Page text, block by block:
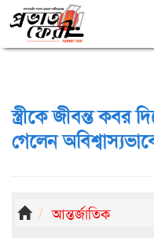
স্ত্রীকে জীবন্ত কবর
গেলেন
আন্তর্জাতিক